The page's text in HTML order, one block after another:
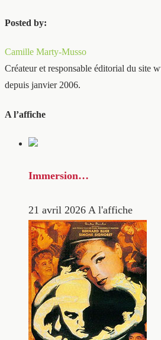
Posted by:
Camille Marty-Musso
Créateur et responsable éditorial du site
depuis janvier 2006.
A l’affiche
Immersion…
21 avril 2026 A l'affiche